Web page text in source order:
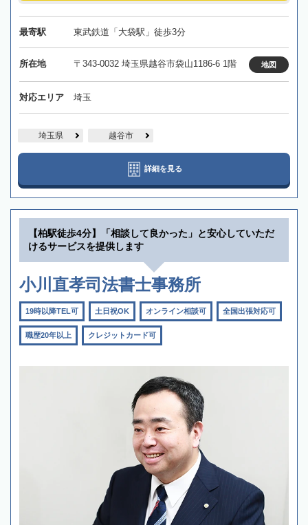
最寄駅 東武鉄道「大袋駅」徒歩3分
所在地 〒343-0032 埼玉県越谷市袋山1186-6 1階 地図
対応エリア 埼玉
埼玉県 越谷市
詳細を見る
【柏駅徒歩4分】「相談して良かった」と安心していただ
けるサービスを提供します
小川直孝司法書士事務所
19時以降TEL可 土日祝OK オンライン相談可 全国出張対応可
職歴20年以上 クレジットカード可